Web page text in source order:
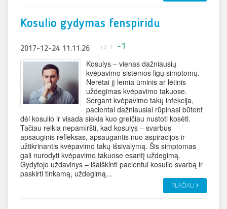
Kosulio gydymas fenspiridu
2017-12-24 11:11:26 +0 -1 -1
Kosulys – vienas dažniausių
kvėpavimo sistemos ligų simptomų.
Neretai jį lemia ūminis ar lėtinis
uždegimas kvėpavimo takuose.
Sergant kvėpavimo takų infekcija,
pacientai dažniausiai rūpinasi būtent
dėl kosulio ir visada siekia kuo greičiau nustoti kosėti.
Tačiau reikia nepamiršti, kad kosulys – svarbus
apsauginis refleksas, apsaugantis nuo aspiracijos ir
užtikrinantis kvėpavimo takų išsivalymą. Šis simptomas
gali nurodyti kvėpavimo takuose esantį uždegimą.
Gydytojo uždavinys – išaiškinti pacientui kosulio svarbą ir
paskirti tinkamą, uždegimą...
PLAČIAU